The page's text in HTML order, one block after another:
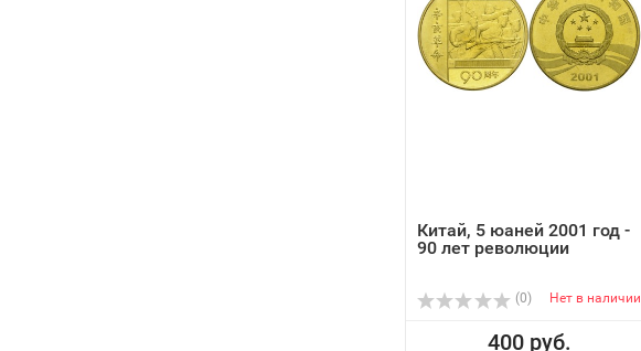
Китай, 5 юаней 2001 год -
90 лет революции
(0) Нет в наличии
400 руб.